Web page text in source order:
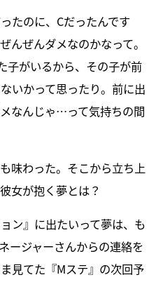
たのに、Cだったんです
んぜんダメなのかなって。
子がいるから、その子が前
いかって思ったり。前に出
なんじゃ…って気持ちの間
味わった。そこから立ち上
女が抱く夢とは？
ン』に出たいって夢は、も
ージャーさんからの連絡を
見てた『Mステ』の次回予